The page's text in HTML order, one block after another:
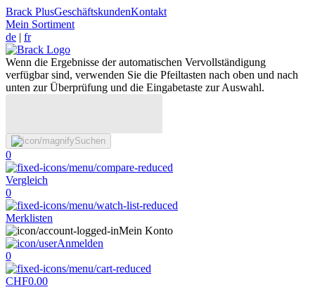
Brack PlusGeschäftskundenKontakt
Mein Sortiment
de | fr
Wenn die Ergebnisse der automatischen Vervollständigung
verfügbar sind, verwenden Sie die Pfeiltasten nach oben und nach
unten zur Überprüfung und die Eingabetaste zur Auswahl.
Suchen
0
Vergleich
0
Merklisten
Mein Konto
Anmelden
0
CHF0.00